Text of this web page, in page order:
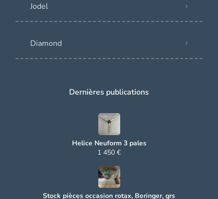
Jodel
Diamond
Dernières publications
Helice Neuform 3 pales
1 450 €
Stock pièces occasion rotax, Beringer, grs